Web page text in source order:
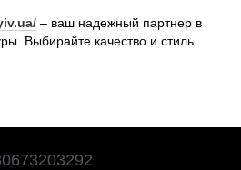
– ваш надежный партнер в
Выбирайте качество и стиль